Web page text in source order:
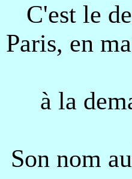
C'est le
Paris, en
à la
Son nom